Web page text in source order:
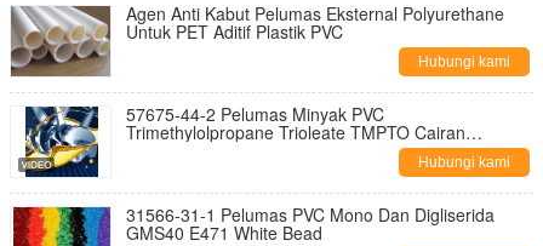
Agen Anti Kabut Pelumas Eksternal Polyurethane
Untuk PET Aditif Plastik PVC
Hubungi kami
57675-44-2 Pelumas Minyak PVC
Trimethylolpropane Trioleate TMPTO Cairan
Hubungi kami
31566-31-1 Pelumas PVC Mono Dan Digliserida
GMS40 E471 White Bead